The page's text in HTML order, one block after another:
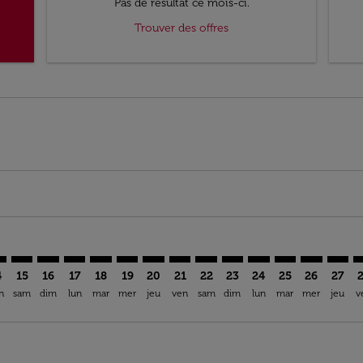
Pas de résultat ce mois-ci.
Trouver des offres
15
sam
16
dim
17
lun
18
mar
SFO–RBA: cmp-view-offers-disclaimer.
19
mer
SFO–RBA: cmp-view-offers-
20
jeu
SFO–RBA: cmp-view-offers-
21
ven
SFO–RBA: cmp-view-
22
sam
SFO–RBA: cmp-view-
23
dim
SFO–RBA: cmp-
24
lun
SFO–RBA:
25
mar
26
mer
27
jeu